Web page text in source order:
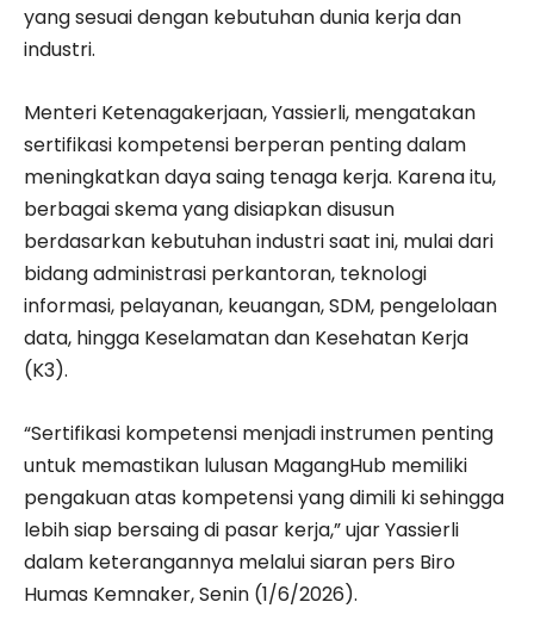
yang sesuai dengan kebutuhan dunia kerja dan
industri.
Menteri Ketenagakerjaan, Yassierli, mengatakan
sertifikasi kompetensi berperan penting dalam
meningkatkan daya saing tenaga kerja. Karena itu,
berbagai skema yang disiapkan disusun
berdasarkan kebutuhan industri saat ini, mulai dari
bidang administrasi perkantoran, teknologi
informasi, pelayanan, keuangan, SDM, pengelolaan
data, hingga Keselamatan dan Kesehatan Kerja
(K3).
“Sertifikasi kompetensi menjadi instrumen penting
untuk memastikan lulusan MagangHub memiliki
pengakuan atas kompetensi yang dimili ki sehingga
lebih siap bersaing di pasar kerja,” ujar Yassierli
dalam keterangannya melalui siaran pers Biro
Humas Kemnaker, Senin (1/6/2026).